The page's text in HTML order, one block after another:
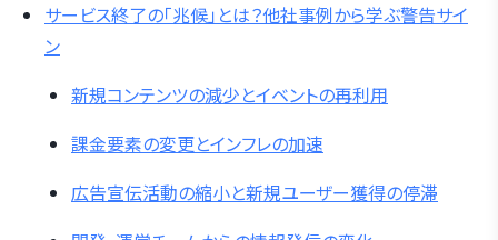
サービス終了の「兆候」とは？他社事例から学ぶ警告サイ
ン
新規コンテンツの減少とイベントの再利用
課金要素の変更とインフレの加速
広告宣伝活動の縮小と新規ユーザー獲得の停滞